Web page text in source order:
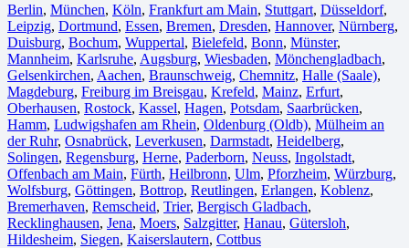
Berlin⁠, München, Köln⁠, Frankfurt am Main, Stuttgart, Düsseldorf,
Leipzig, Dortmund, Essen, Bremen, Dresden, Hannover, Nürnberg,
Duisburg⁠, Bochum, Wuppertal⁠, Bielefeld⁠, Bonn⁠, Münster⁠,
Mannheim, Karlsruhe, Augsburg, Wiesbaden⁠, Mönchengladbach⁠,
Gelsenkirchen⁠, Aachen⁠, Braunschweig, Chemnitz⁠, Halle (Saale)⁠,
Magdeburg, Freiburg im Breisgau⁠, Krefeld⁠, Mainz⁠, Erfurt,
Oberhausen⁠, Rostock⁠, Kassel⁠, Hagen, Potsdam, Saarbrücken⁠,
Hamm, Ludwigshafen am Rhein⁠, Oldenburg (Oldb), Mülheim an
der Ruhr, Osnabrück⁠, Leverkusen, Darmstadt⁠, Heidelberg,
Solingen, Regensburg, Herne⁠, Paderborn, Neuss, Ingolstadt,
Offenbach am Main, Fürth⁠, Heilbronn, Ulm⁠, Pforzheim, Würzburg,
Wolfsburg⁠, Göttingen, Bottrop, Reutlingen, Erlangen⁠, Koblenz,
Bremerhaven⁠, Remscheid, Trier⁠, Bergisch Gladbach,
Recklinghausen, Jena⁠, Moers⁠, Salzgitter⁠, Hanau, Gütersloh,
Hildesheim⁠, Siegen⁠, Kaiserslautern⁠, Cottbus⁠